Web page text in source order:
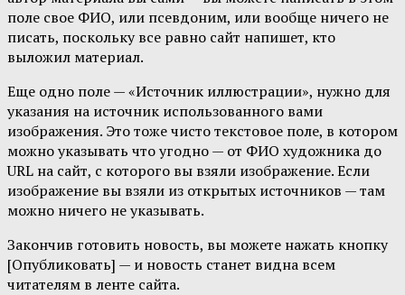
поле свое ФИО, или псевдоним, или вообще ничего не
писать, поскольку все равно сайт напишет, кто
выложил материал.
Еще одно поле — «Источник иллюстрации», нужно для
указания на источник использованного вами
изображения. Это тоже чисто текстовое поле, в котором
можно указывать что угодно — от ФИО художника до
URL на сайт, с которого вы взяли изображение. Если
изображение вы взяли из открытых источников — там
можно ничего не указывать.
Закончив готовить новость, вы можете нажать кнопку
[Опубликовать] — и новость станет видна всем
читателям в ленте сайта.